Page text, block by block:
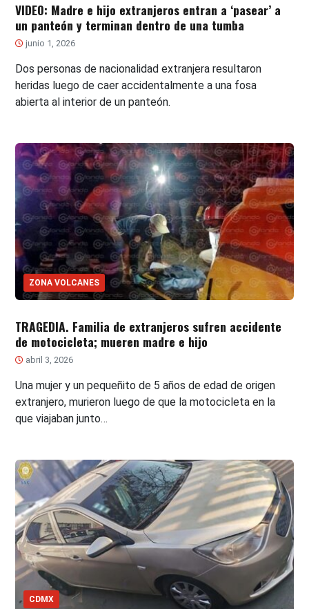
VIDEO: Madre e hijo extranjeros entran a ‘pasear’ a
un panteón y terminan dentro de una tumba
junio 1, 2026
Dos personas de nacionalidad extranjera resultaron
heridas luego de caer accidentalmente a una fosa
abierta al interior de un panteón.
ZONA VOLCANES
TRAGEDIA. Familia de extranjeros sufren accidente
de motocicleta; mueren madre e hijo
abril 3, 2026
Una mujer y un pequeñito de 5 años de edad de origen
extranjero, murieron luego de que la motocicleta en la
que viajaban junto…
CDMX